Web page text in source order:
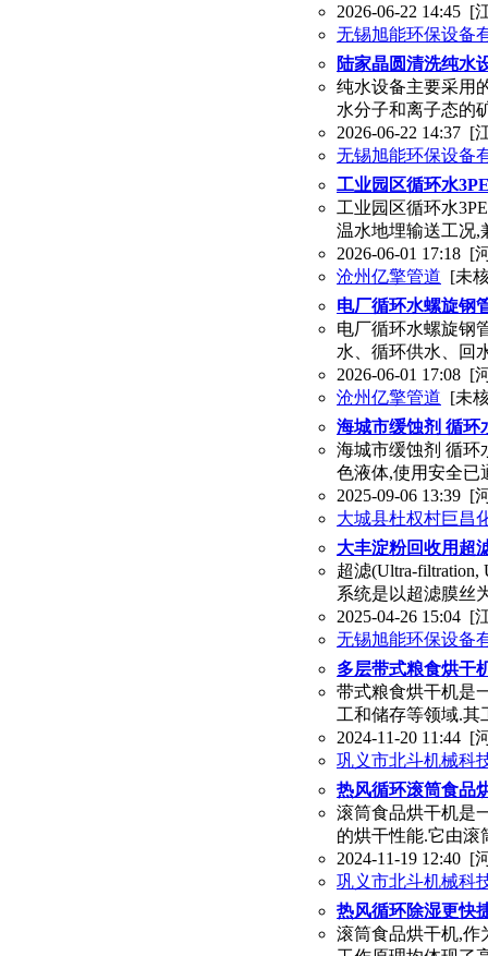
2026-06-22 14:45 [
无锡旭能环保设备
陆家晶圆清洗纯水
纯水设备主要采用
水分子和离子态的
2026-06-22 14:37 [
无锡旭能环保设备
工业园区循环水
工业园区循环水
温水地埋输送工况,
2026-06-01 17:18 [
沧州亿擎管道 [未
电厂循环水螺旋钢
电厂循环水螺旋钢
水、循环供水、回
2026-06-01 17:08 [
沧州亿擎管道 [未
海城市缓蚀剂 循环
海城市缓蚀剂 循环
色液体,使用安全已
2025-09-06 13:39 [
大城县杜权村巨昌
大丰淀粉回收用超
超滤(Ultra-
系统是以超滤膜丝
2025-04-26 15:04 [
无锡旭能环保设备
多层带式粮食烘干
带式粮食烘干机是
工和储存等领域.其
2024-11-20 11:44 [
巩义市北斗机械科
热风循环滚筒食品
滚筒食品烘干机是
的烘干性能.它由滚
2024-11-19 12:40 [
巩义市北斗机械科
热风循环除湿更快
滚筒食品烘干机,作